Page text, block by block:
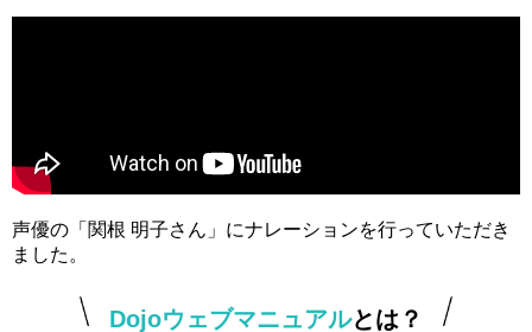
声優の「関根 明子さん」にナレーションを行っていただき
ました。
Dojoウェブマニュアルとは？